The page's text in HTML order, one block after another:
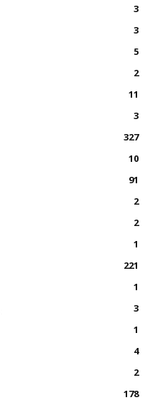
3
3
5
2
11
3
327
10
91
2
2
1
221
1
3
1
4
2
178